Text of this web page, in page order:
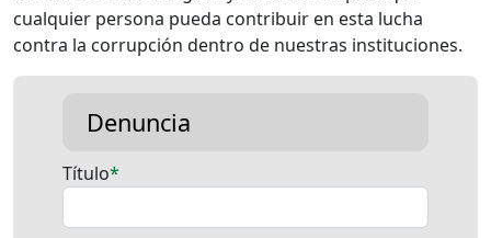
cualquier persona pueda contribuir en esta lucha
contra la corrupción dentro de nuestras instituciones.
Denuncia
Título